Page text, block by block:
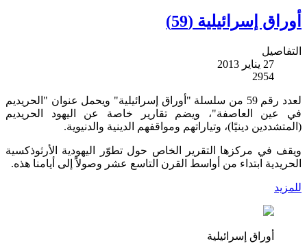
أوراق إسرائيلية (59)
التفاصيل
27 يناير 2013
2954
لعدد رقم 59 من سلسلة "أوراق إسرائيلية" ويحمل عنوان "الحريديم
في عين العاصفة"، ويضم تقارير خاصة عن اليهود الحريديم
(المتشددين دينيًا)، وتياراتهم ومواقفهم الدينية والدنيوية.
ويقف في مركزها التقرير الخاص حول تطوّر اليهودية الأرثوذكسية
الحريدية ابتداء من أواسط القرن التاسع عشر وصولاً إلى أيامنا هذه.
للمزيد
أوراق إسرائيلية